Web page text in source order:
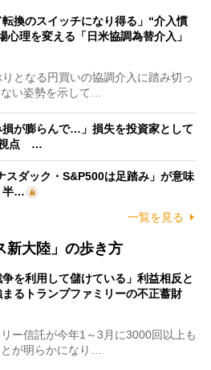
転換のスイッチになり得る」“介入慣
心理を変える「日米協調為替介入」
となる円買いの協調介入に踏み切っ
い姿勢を示して…
損が膨らんで…」損失を投資家として
視点 …
スダック・S&P500は足踏み」が意味
半…
一覧を見る
新大陸」の歩き方
争を利用して儲けている」利益相反と
るトランプファミリーの不正蓄財
ー信託が今年1～3月に3000回以上も
が明らかになり…